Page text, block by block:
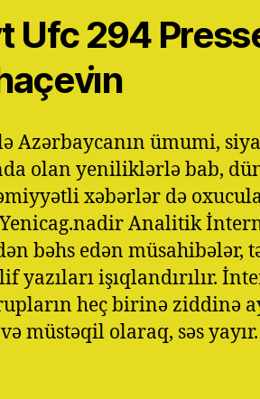
Ufc 294
Azərbaycanın ümumi,
olan yeniliklərlə bab,
xəbərlər də
Analitik
bəhs edən müsahibələr,
yazıları işıqlandırılır.
heç birinə ziddinə
müstəqil olaraq, səs yayır.